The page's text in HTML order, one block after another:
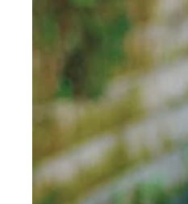
芳賀優里亜さんが